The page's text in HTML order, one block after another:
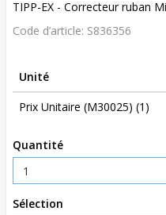
TIPP-EX - Correcteur ruban
Code d’article: S836356
Unité
Prix Unitaire (M30025) (1)
Quantité
Sélection